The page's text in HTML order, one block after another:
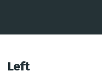
Left